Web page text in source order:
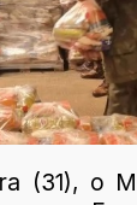
(31), o